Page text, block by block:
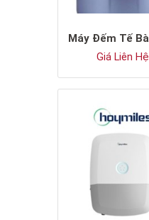
Giá Liên Hệ